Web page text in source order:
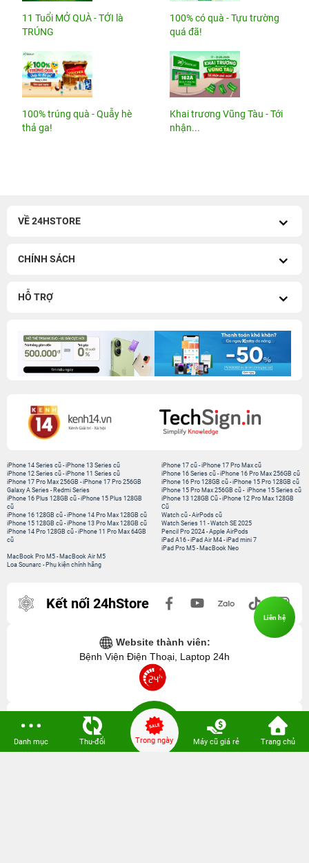
11 Tuổi MỞ QUÀ - TỚI là
TRÚNG
100% có quà - Tựu trường
quá đã!
100% trúng quà - Quẫy hè
thả ga!
Khai trương Vũng Tàu - Tới
nhận...
VỀ 24HSTORE
CHÍNH SÁCH
HỖ TRỢ
iPhone 14 Series cũ -iPhone 13 Series cũ
iPhone 12 Series cũ -iPhone 11 Series cũ
iPhone 17 Pro Max 256GB -iPhone 17 Pro 256GB
Galaxy A Series - Redmi Series
iPhone 17 cũ -iPhone 17 Pro Max cũ
iPhone 16 Series cũ - iPhone 16 Pro Max 256GB cũ
iPhone 16 Pro 128GB cũ -iPhone 15 Pro 128GB cũ
iPhone 15 Pro Max 256GB cũ - iPhone 15 Series cũ
iPhone 16 Plus 128GB cũ -iPhone 15 Plus 128GB
cũ
iPhone 16 128GB cũ -iPhone 14 Pro Max 128GB cũ
iPhone 15 128GB cũ -iPhone 13 Pro Max 128GB cũ
iPhone 14 Pro 128GB cũ -iPhone 11 Pro Max 64GB
cũ
iPhone 13 128GB Cũ -iPhone 12 Pro Max 128GB
Cũ
Watch cũ -AirPods cũ
Watch Series 11 -Watch SE 2025
Pencil Pro 2024 -Apple AirPods
iPad A16 -iPad Air M4 -iPad mini 7
iPad Pro M5 - MacBook Neo
MacBook Pro M5 - MacBook Air M5
Loa Sounarc - Phụ kiện chính hãng
Kết nối 24hStore
Website thành viên:
Bệnh Viện Điện Thoại, Laptop 24h
Danh mục Thu-đổi Trong ngày Máy cũ giá rẻ Trang chủ
Liên hệ